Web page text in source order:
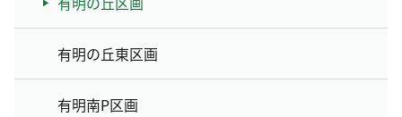
有明の丘東区画
有明南P区画